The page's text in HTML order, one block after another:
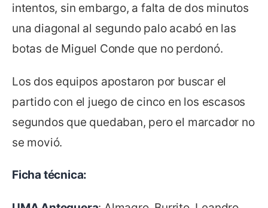
intentos, sin embargo, a falta de dos minutos
una diagonal al segundo palo acabó en las
botas de Miguel Conde que no perdonó.
Los dos equipos apostaron por buscar el
partido con el juego de cinco en los escasos
segundos que quedaban, pero el marcador no
se movió.
Ficha técnica: